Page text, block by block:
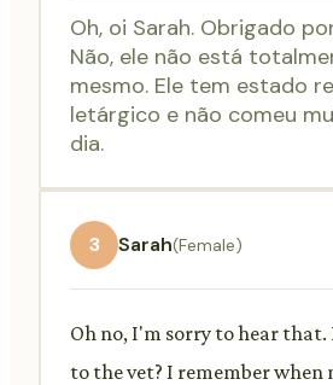
Oh, oi Sarah. Obrigado
Não, ele não está
mesmo. Ele tem estado
letárgico e não comeu
dia.
3 Sarah(Female)
Oh no, I'm sorry to hear that.
to the vet? I remember when